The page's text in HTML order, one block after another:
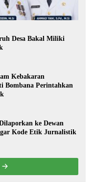
Desa Bakal Miliki
Kebakaran
Bombana Perintahkan
ke Dewan
Kode Etik Jurnalistik